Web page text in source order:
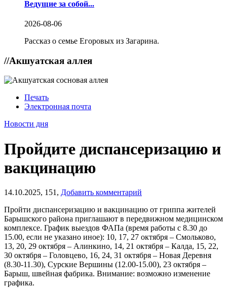
Ведущие за собой...
2026-08-06
Рассказ о семье Егоровых из Загарина.
//Акшуатская аллея
Печать
Электронная почта
Новости дня
Пройдите диспансеризацию и
вакцинацию
14.10.2025, 151, Добавить комментарий
Пройти диспансеризацию и вакцинацию от гриппа жителей
Барышского района приглашают в передвижном медицинском
комплексе. График выездов ФАПа (время работы с 8.30 до
15.00, если не указано иное): 10, 17, 27 октября – Смольково,
13, 20, 29 октября – Алинкино, 14, 21 октября – Калда, 15, 22,
30 октября – Головцево, 16, 24, 31 октября – Новая Деревня
(8.30-11.30), Сурские Вершины (12.00-15.00), 23 октября –
Барыш, швейная фабрика. Внимание: возможно изменение
графика.